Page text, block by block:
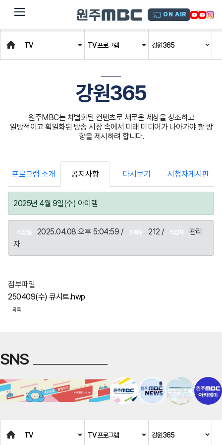
dehaze ON AIR
Home
TV TV 프로그램 강원365
강원365
원주MBC는 차별화된 컨텐츠로 새로운 세상을 창조하고
일방적이고 획일화된 방송 시장 속에서 미래 미디어가 나아가야 할 방
향을 제시하려 합니다.
프로그램 소개 공지사항 다시보기 시청자게시판
2025년 4월 9일(수) 아이템
작성일 2025.04.08 오후 5:04:59 / 조회수 212 / 작성자
관리
자
첨부파일
250409(수) 큐시트.hwp
목록
SNS
Home
TV TV 프로그램 강원365